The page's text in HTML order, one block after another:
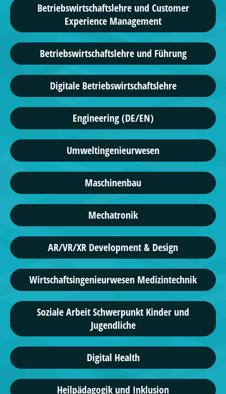
Betriebswirtschaftslehre und Customer
Experience Management
Betriebswirtschaftslehre und Führung
Digitale Betriebswirtschaftslehre
Engineering (DE/EN)
Umweltingenieurwesen
Maschinenbau
Mechatronik
AR/VR/XR Development & Design
Wirtschaftsingenieurwesen Medizintechnik
Soziale Arbeit Schwerpunkt Kinder und
Jugendliche
Digital Health
Heilpädagogik und Inklusion